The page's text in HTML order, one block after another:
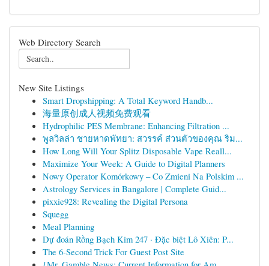
Web Directory Search
New Site Listings
Smart Dropshipping: A Total Keyword Handb...
海量原创成人视频免费观看
Hydrophilic PES Membrane: Enhancing Filtration ...
พูลวิลล่า ชายหาดพัทยา: สวรรค์ ส่วนตัวของคุณ ริม...
How Long Will Your Splitz Disposable Vape Reall...
Maximize Your Week: A Guide to Digital Planners
Nowy Operator Komórkowy – Co Zmieni Na Polskim ...
Astrology Services in Bangalore | Complete Guid...
pixxie928: Revealing the Digital Persona
Squegg
Meal Planning
Dự đoán Rồng Bạch Kim 247 · Đặc biệt Lô Xiên: P...
The 6-Second Trick For Guest Post Site